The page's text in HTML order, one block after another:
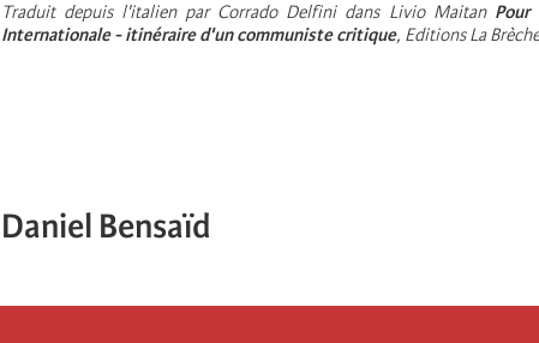
Traduit depuis l'italien par Corrado Delfini dans Livio Maitan
Internationale - itinéraire d'un communiste critique, Editions La
Daniel Bensaïd